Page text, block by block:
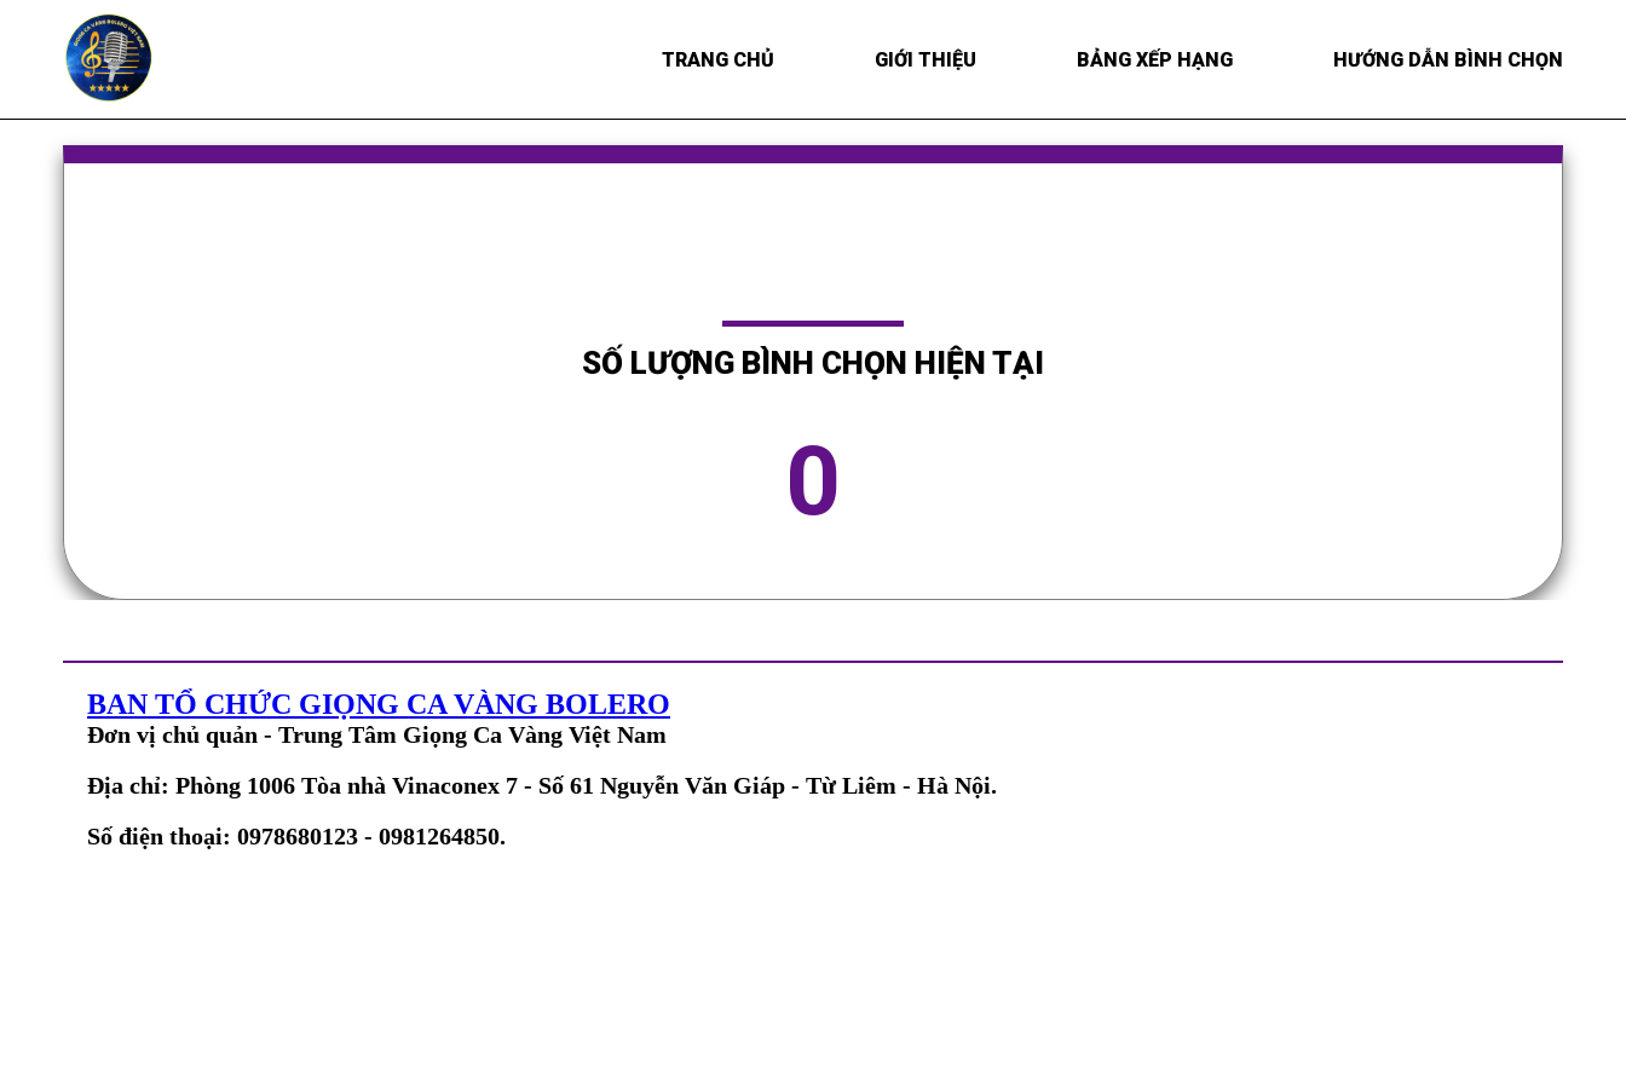
TRANG CHỦ GIỚI THIỆU BẢNG XẾP HẠNG HƯỚNG DẪN BÌNH CHỌN
SỐ LƯỢNG BÌNH CHỌN HIỆN TẠI
0
BAN TỔ CHỨC GIỌNG CA VÀNG BOLERO
Đơn vị chủ quản - Trung Tâm Giọng Ca Vàng Việt Nam
Địa chỉ: Phòng 1006 Tòa nhà Vinaconex 7 - Số 61 Nguyễn Văn Giáp - Từ Liêm - Hà Nội.
Số điện thoại: 0978680123 - 0981264850.